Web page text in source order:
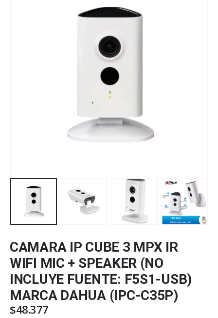
CAMARA IP CUBE 3 MPX IR
WIFI MIC + SPEAKER (NO
INCLUYE FUENTE: F5S1-USB)
MARCA DAHUA (IPC-C35P)
$48.377